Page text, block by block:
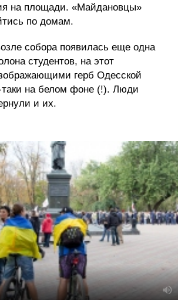
на площади. «Майдановцы»
по домам.
собора появилась еще одна
студентов, на этот
герб Одесской
на белом фоне (!). Люди
и их.